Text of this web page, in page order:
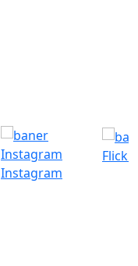
Instagram
Flickr